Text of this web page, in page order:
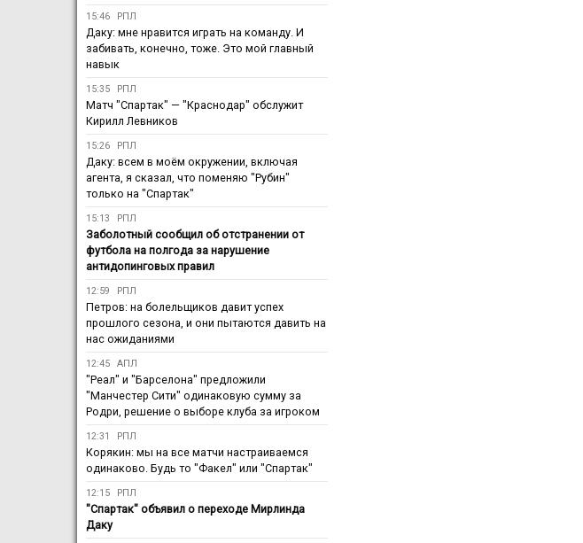
15:46 РПЛ
Даку: мне нравится играть на команду. И
забивать, конечно, тоже. Это мой главный
навык
15:35 РПЛ
Матч "Спартак" — "Краснодар" обслужит
Кирилл Левников
15:26 РПЛ
Даку: всем в моём окружении, включая
агента, я сказал, что поменяю "Рубин"
только на "Спартак"
15:13 РПЛ
Заболотный сообщил об отстранении от
футбола на полгода за нарушение
антидопинговых правил
12:59 РПЛ
Петров: на болельщиков давит успех
прошлого сезона, и они пытаются давить на
нас ожиданиями
12:45 АПЛ
"Реал" и "Барселона" предложили
"Манчестер Сити" одинаковую сумму за
Родри, решение о выборе клуба за игроком
12:31 РПЛ
Корякин: мы на все матчи настраиваемся
одинаково. Будь то "Факел" или "Спартак"
12:15 РПЛ
"Спартак" объявил о переходе Мирлинда
Даку